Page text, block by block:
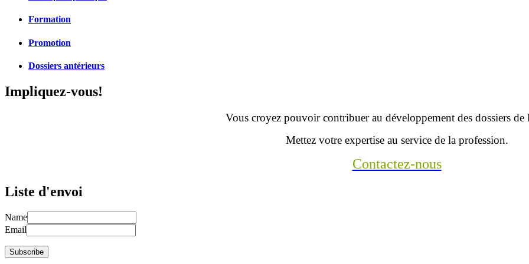
Formation
Promotion
Dossiers antérieurs
Impliquez-vous!
Vous croyez pouvoir contribuer au développement des dossiers
Mettez votre expertise au service de la profession.
Contactez-nous
Liste d'envoi
Name
Email